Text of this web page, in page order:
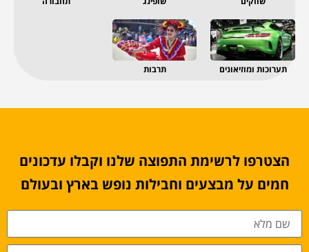
תערוכות ומוזיאונים תרבות
הצטרפו לרשימת התפוצה שלנו וקבלו עדכונים
חמים על מבצעים וחבילות נופש בארץ ובעולם